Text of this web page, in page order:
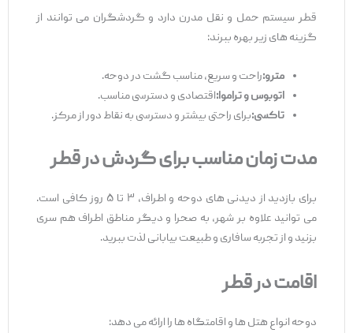
قطر سیستم حمل و نقل مدرن دارد و گردشگران می ‌توانند از
گزینه ‌های زیر بهره ببرند:
مترو:راحت و سریع، مناسب گشت در دوحه.
اتوبوس و تراموا:اقتصادی و دسترسی مناسب.
تاکسی:برای راحتی بیشتر و دسترسی به نقاط دور از مرکز.
مدت زمان مناسب برای گردش در قطر
برای بازدید از دیدنی ‌های دوحه و اطراف، ۳ تا ۵ روز کافی است.
می‌ توانید علاوه بر شهر، به صحرا و دیگر مناطق اطراف هم سری
بزنید و از تجربه سافاری و طبیعت بیابانی لذت ببرید.
اقامت در قطر
دوحه انواع هتل ‌ها و اقامتگاه‌ ها را ارائه می ‌دهد: